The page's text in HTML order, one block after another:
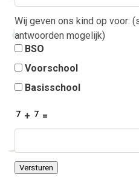
Wij geven ons kind op voor:
antwoorden mogelijk)
BSO
Voorschool
Basisschool
+ =
Versturen